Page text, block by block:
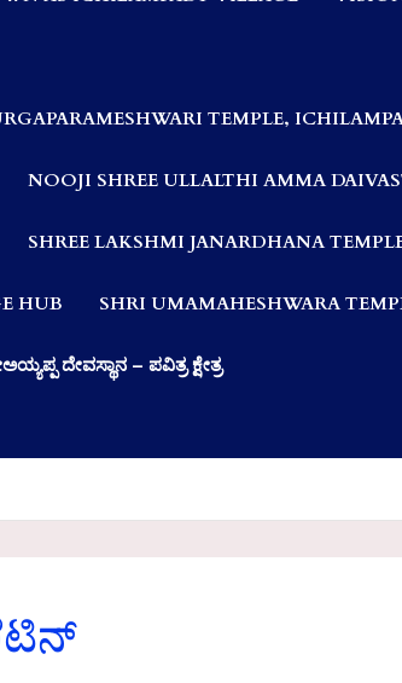
TEMPLE,
NOOJI SHREE ULLALTHI AMMA
SHREE LAKSHMI JANARDHANA
HUB SHRI UMAMAHESHWARA
ದೇವಸ್ಥಾನ – ಪವಿತ್ರ ಕ್ಷೇತ್ರ